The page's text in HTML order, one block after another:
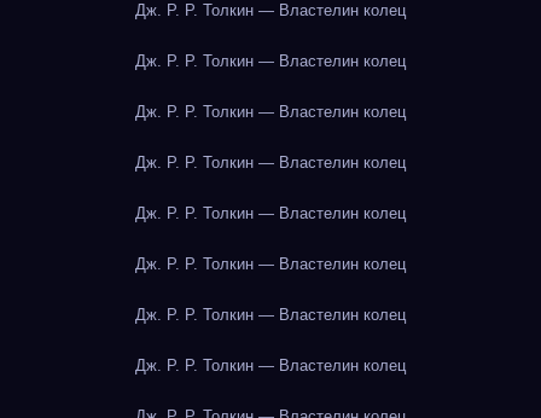
Дж. Р. Р. Толкин — Властелин колец
Дж. Р. Р. Толкин — Властелин колец
Дж. Р. Р. Толкин — Властелин колец
Дж. Р. Р. Толкин — Властелин колец
Дж. Р. Р. Толкин — Властелин колец
Дж. Р. Р. Толкин — Властелин колец
Дж. Р. Р. Толкин — Властелин колец
Дж. Р. Р. Толкин — Властелин колец